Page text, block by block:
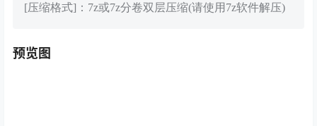
[压缩格式]：7z或7z分卷双层压缩(请使用7z软件解压)
预览图